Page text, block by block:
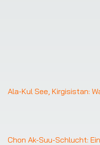
Ala-Kul See, Kirgisistan:
Chon Ak-Suu-Schlucht: